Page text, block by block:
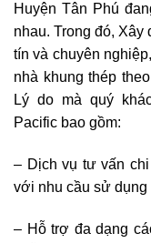
Huyện Tân Phú
nhau. Trong đó,
tín và chuyên
nhà khung thép
Lý do mà quý
Pacific bao gồm:
– Dịch vụ tư vấn
với nhu cầu sử dụng
– Hỗ trợ đa dạng